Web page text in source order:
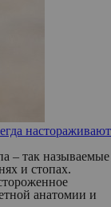
настораживают
– так называемые
и стопах.
анатомии и